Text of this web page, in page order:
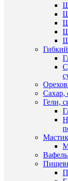
Сахар,
Гели,